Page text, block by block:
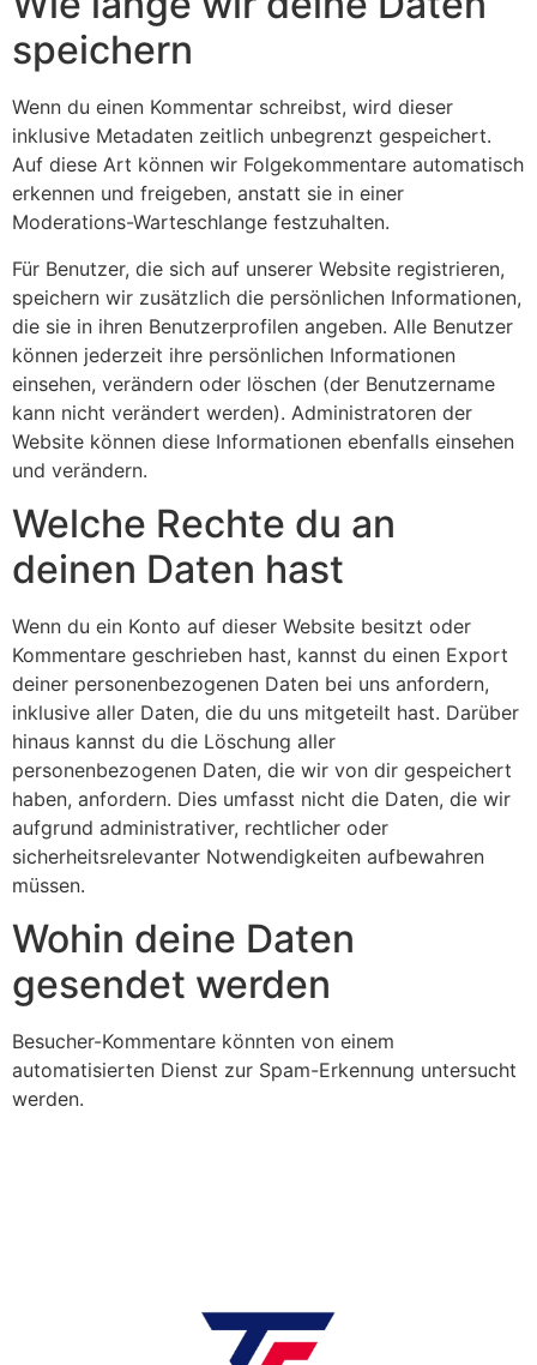
speichern
Wenn du einen Kommentar schreibst, wird dieser
inklusive Metadaten zeitlich unbegrenzt gespeichert.
Auf diese Art können wir Folgekommentare automatisch
erkennen und freigeben, anstatt sie in einer
Moderations-Warteschlange festzuhalten.
Für Benutzer, die sich auf unserer Website registrieren,
speichern wir zusätzlich die persönlichen Informationen,
die sie in ihren Benutzerprofilen angeben. Alle Benutzer
können jederzeit ihre persönlichen Informationen
einsehen, verändern oder löschen (der Benutzername
kann nicht verändert werden). Administratoren der
Website können diese Informationen ebenfalls einsehen
und verändern.
Welche Rechte du an
deinen Daten hast
Wenn du ein Konto auf dieser Website besitzt oder
Kommentare geschrieben hast, kannst du einen Export
deiner personenbezogenen Daten bei uns anfordern,
inklusive aller Daten, die du uns mitgeteilt hast. Darüber
hinaus kannst du die Löschung aller
personenbezogenen Daten, die wir von dir gespeichert
haben, anfordern. Dies umfasst nicht die Daten, die wir
aufgrund administrativer, rechtlicher oder
sicherheitsrelevanter Notwendigkeiten aufbewahren
müssen.
Wohin deine Daten
gesendet werden
Besucher-Kommentare könnten von einem
automatisierten Dienst zur Spam-Erkennung untersucht
werden.